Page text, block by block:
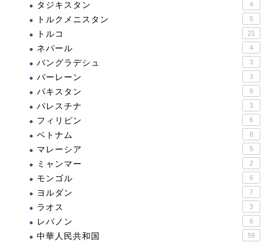
タジキスタン 4
トルクメニスタン 5
トルコ 21
ネパール 4
バングラデシュ 3
バーレーン 3
パキスタン 6
パレスチナ 3
フィリピン 6
ベトナム 8
マレーシア 5
ミャンマー 2
モンゴル 6
ヨルダン 7
ラオス 3
レバノン 6
中華人民共和国 59